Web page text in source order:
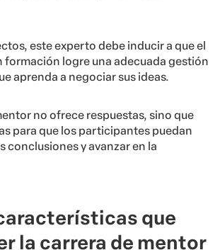
este experto debe inducir a que el
formación logre una adecuada gestión
aprenda a negociar sus ideas.
no ofrece respuestas, sino que
para que los participantes puedan
conclusiones y avanzar en la
que
la carrera de mentor